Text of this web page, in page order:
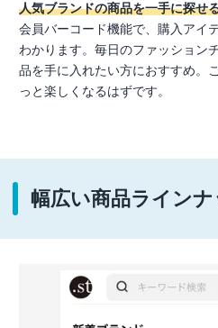
人気ブランドの商品を一手に探せ
会員バーコード機能で、購入アイ
わかります。毎日のファッション
品を手に入れたい方におすすめ。
っと楽しくなるはずです。
幅広い商品ライン